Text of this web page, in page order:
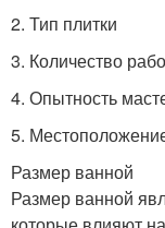
2. Тип плитки
3. Количество
4. Опытность
5.
Размер ванной
Размер ванной